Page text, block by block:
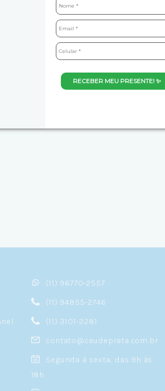
RECEBER MEU PRESENTE! ✨
(11) 96770-2557
(11) 94855-2746
(11) 3101-2281
contato@ceudeprata.com.br
Segunda à sexta, das 9h às
18h